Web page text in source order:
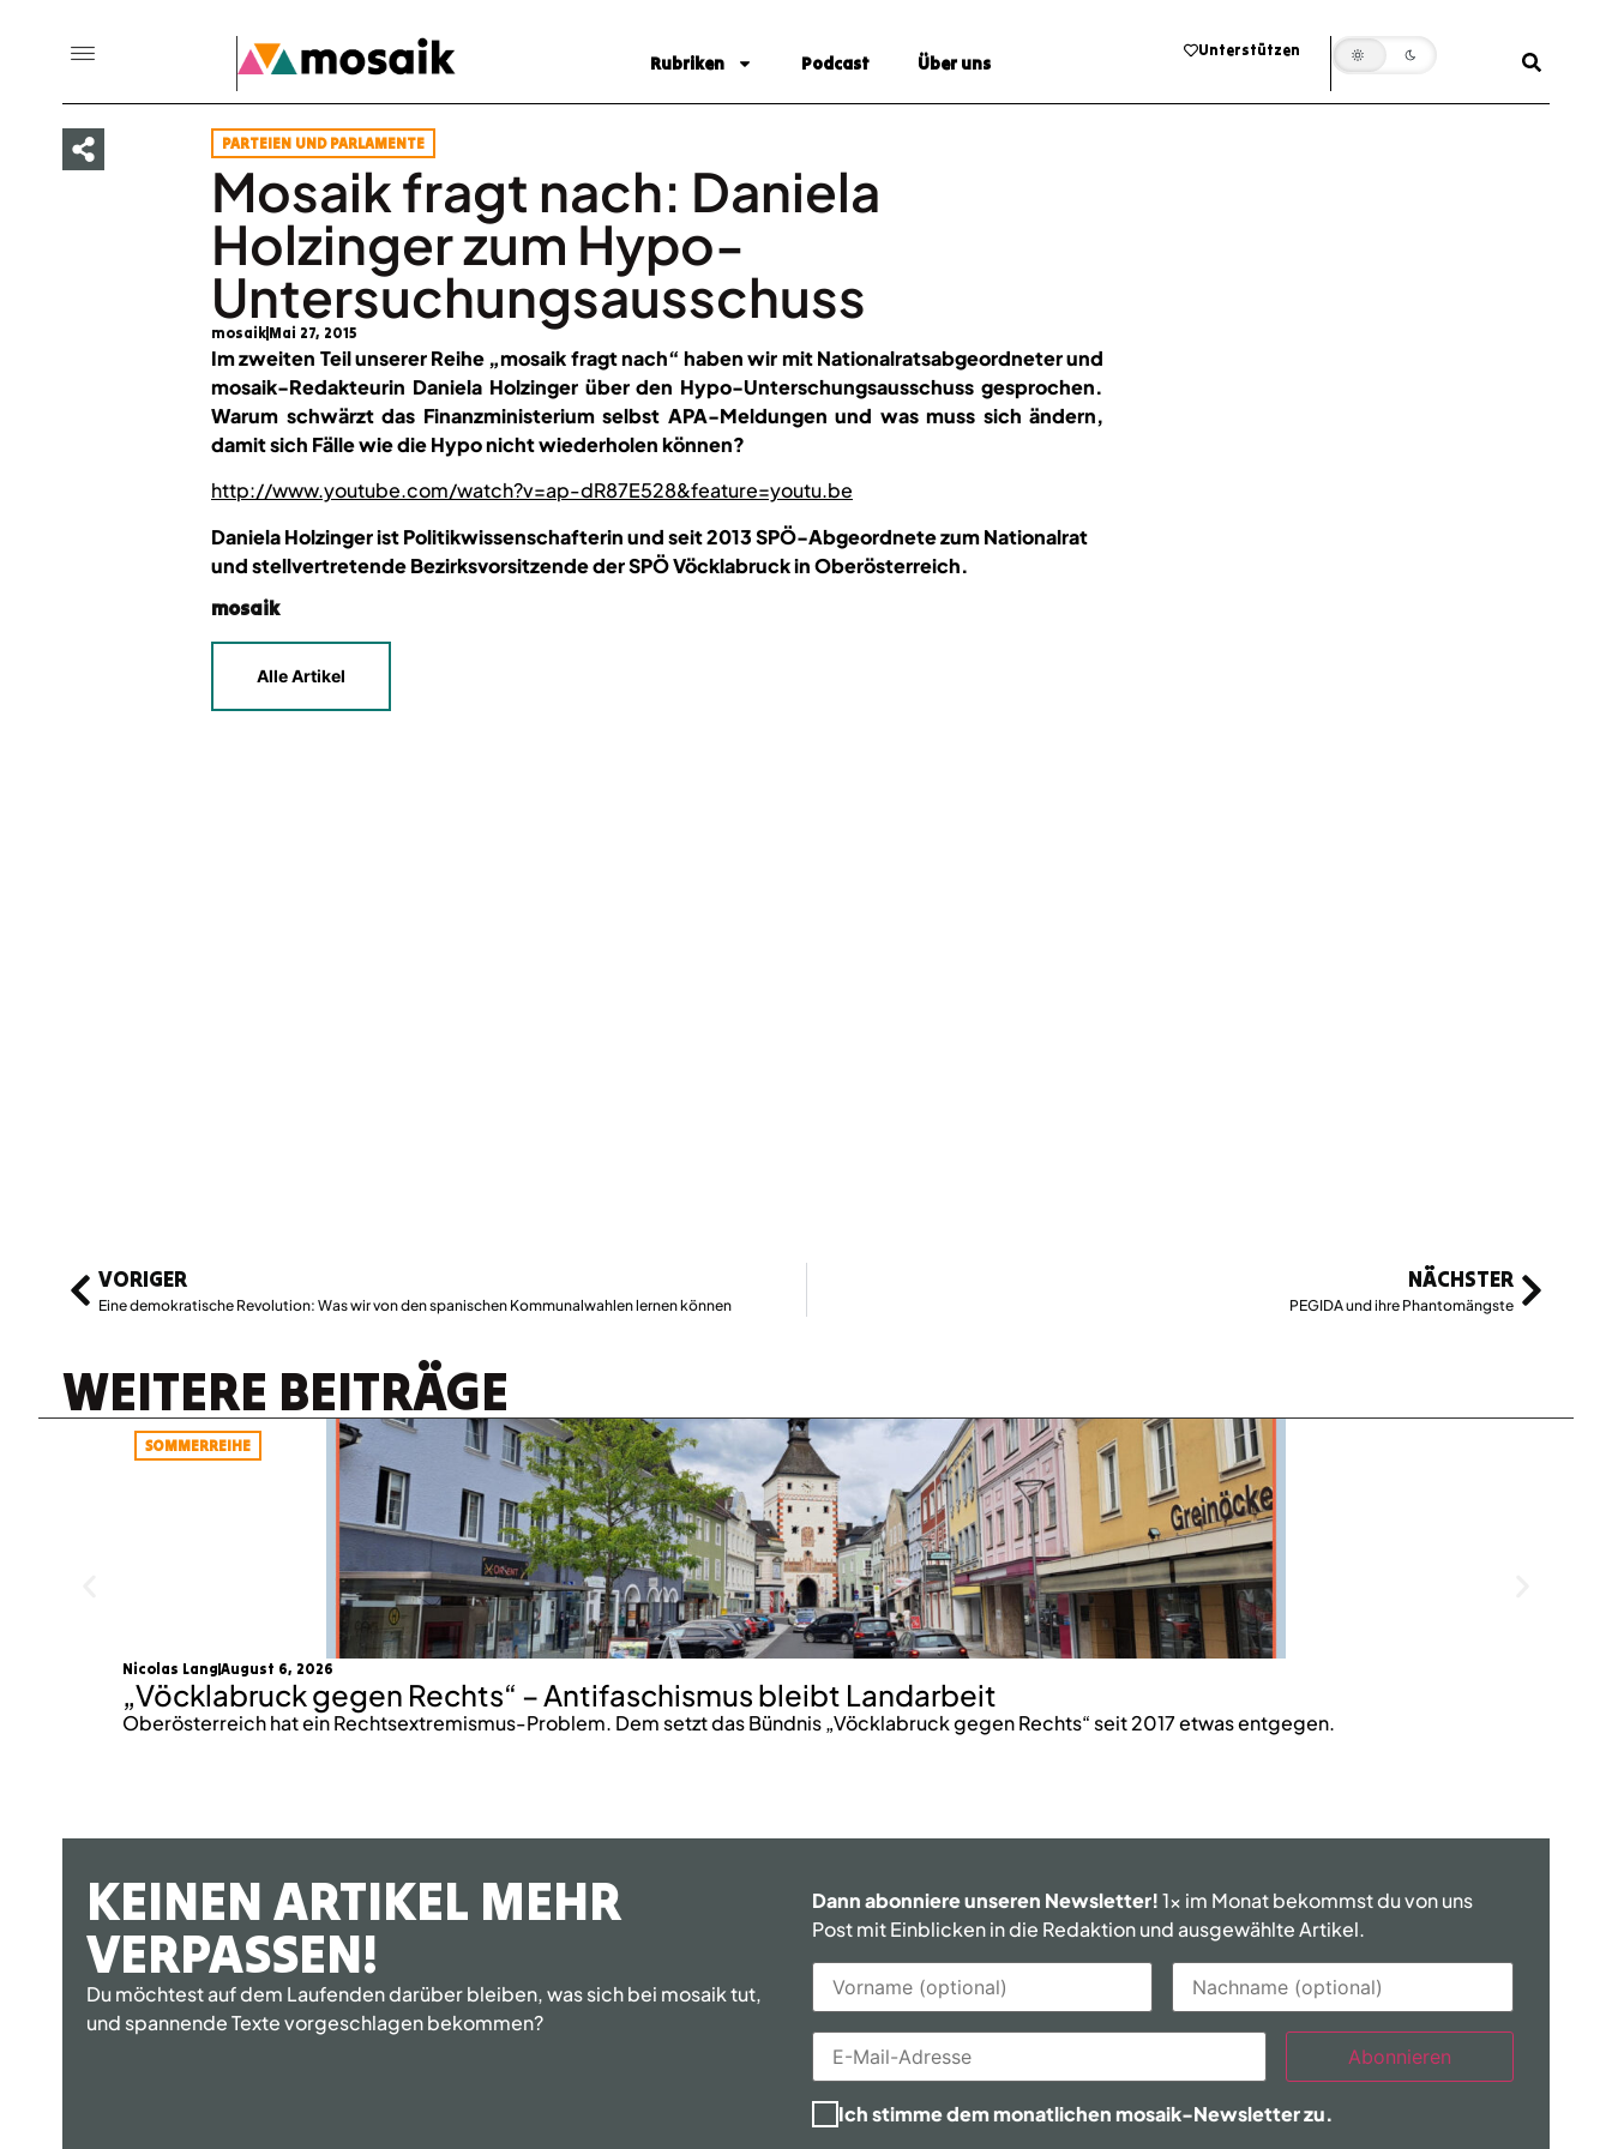
Rubriken Podcast Über uns
Unterstützen
PARTEIEN UND PARLAMENTE
Mosaik fragt nach: Daniela
Holzinger zum Hypo-
Untersuchungsausschuss
mosaik Mai 27, 2015
Im zweiten Teil unserer Reihe „mosaik fragt nach“ haben wir mit Nationalratsabgeordneter und
mosaik-Redakteurin Daniela Holzinger über den Hypo-Unterschungsausschuss gesprochen.
Warum schwärzt das Finanzministerium selbst APA-Meldungen und was muss sich ändern,
damit sich Fälle wie die Hypo nicht wiederholen können?
http://www.youtube.com/watch?v=ap-dR87E528&feature=youtu.be
Daniela Holzinger ist Politikwissenschafterin und seit 2013 SPÖ-Abgeordnete zum Nationalrat
und stellvertretende Bezirksvorsitzende der SPÖ Vöcklabruck in Oberösterreich.
mosaik
Alle Artikel
VORIGER
Eine demokratische Revolution: Was wir von den spanischen Kommunalwahlen lernen können
NÄCHSTER
PEGIDA und ihre Phantomängste
WEITERE BEITRÄGE
SOMMERREIHE
Nicolas Lang August 6, 2026
„Vöcklabruck gegen Rechts“ – Antifaschismus bleibt Landarbeit
Oberösterreich hat ein Rechtsextremismus-Problem. Dem setzt das Bündnis „Vöcklabruck gegen Rechts“ seit 2017 etwas entgegen.
KEINEN ARTIKEL MEHR
VERPASSEN!
Du möchtest auf dem Laufenden darüber bleiben, was sich bei mosaik tut,
und spannende Texte vorgeschlagen bekommen?
Dann abonniere unseren Newsletter!1x im Monat bekommst du von uns
Post mit Einblicken in die Redaktion und ausgewählte Artikel.
Abonnieren
Ich stimme dem monatlichen mosaik-Newsletter zu.